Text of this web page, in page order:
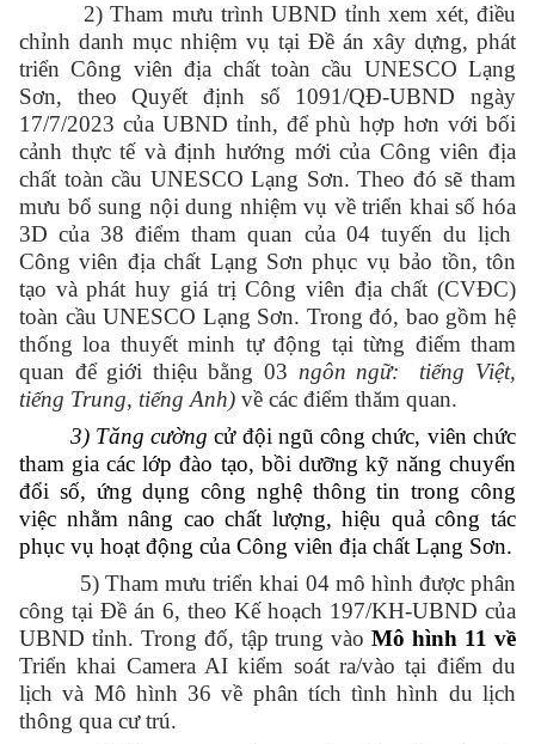
2) Tham mưu trình UBND tỉnh xem xét, điều
chỉnh danh mục nhiệm vụ tại Đề án xây dựng, phát
triển Công viên địa chất toàn cầu UNESCO Lạng
Sơn, theo Quyết định số 1091/QĐ-UBND ngày
17/7/2023 của UBND tỉnh, đểphù hợp hơn với bối
cảnh thực tế và định hướng mới của Công viên địa
chất toàn cầu UNESCO Lạng Sơn. Theo đó sẽ tham
mưu bổ sung nội dung nhiệm vụ vềtriển khai số hóa
3D của 38 điểm tham quan của 04 tuyến du lịch
Công viên địa chất Lạng Sơn phục vụ bảo tồn, tôn
tạo và phát huy giá trị Công viên địa chất (CVĐC)
toàn cầu UNESCO Lạng Sơn. Trong đó, bao gồmhệ
thống loa thuyết minh tựđộng tại từng điểm tham
quan để giới thiệu bằng 03 ngôn ngữ:
tiếng Việt,
tiếng Trung, tiếng Anh) về các điểm thăm quan.
3) Tăng cường cử đội ngũ công chức, viên chức
tham gia các lớp đào tạo, bồi dưỡng kỹ năng chuyển
đổi số, ứng dụng công nghệ thông tin trong công
việc nhằm nâng cao chất lượng, hiệu quả công tác
phục vụ hoạt động của Công viên địa chất Lạng Sơn.
5) Tham mưu triển khai 04 mô hình được phân
công tại Đề án 6, theo Kế hoạch 197/KH-UBND của
UBND tỉnh. Trong đố, tập trung vàoMô hình 11 về
Triển khai Camera AI kiểm soát ra/vào tại điểm du
lịch và Mô hình 36 về phân tích tình hình du lịch
thông qua cư trú.